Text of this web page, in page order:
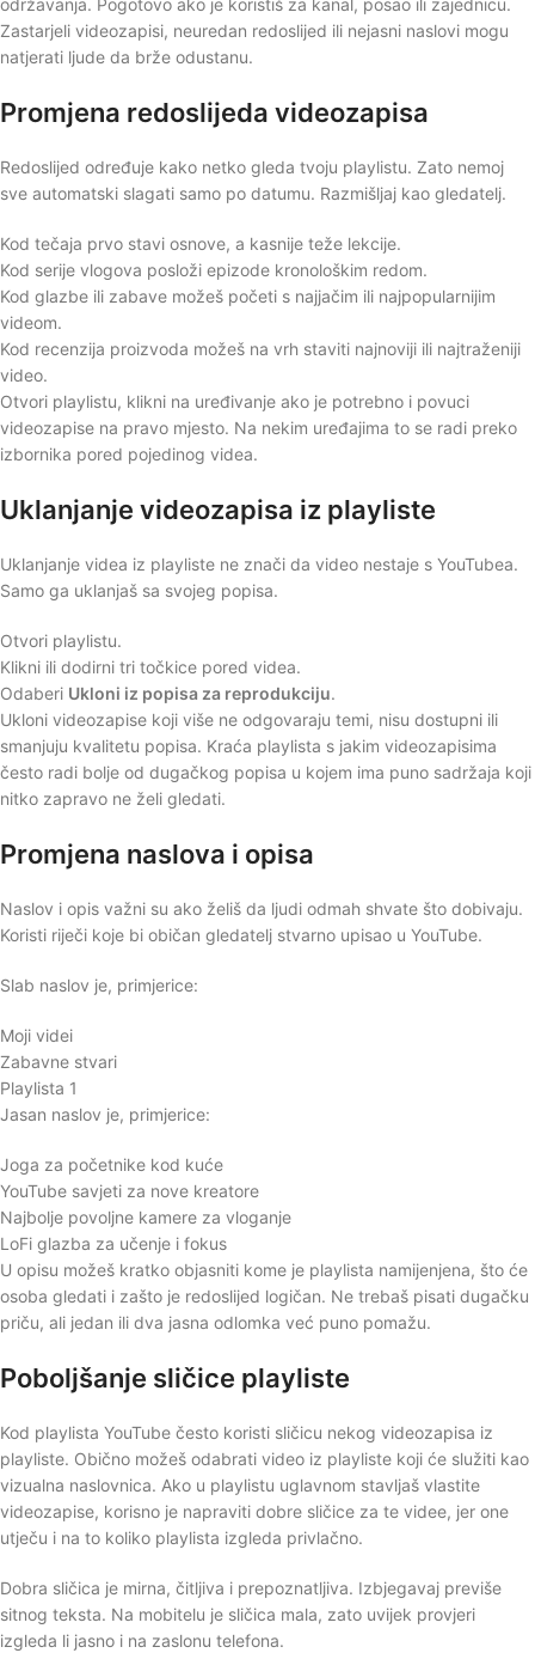
održavanja. Pogotovo ako je koristiš za kanal, posao ili zajednicu.
Zastarjeli videozapisi, neuredan redoslijed ili nejasni naslovi mogu
natjerati ljude da brže odustanu.
Promjena redoslijeda videozapisa
Redoslijed određuje kako netko gleda tvoju playlistu. Zato nemoj
sve automatski slagati samo po datumu. Razmišljaj kao gledatelj.
Kod tečaja prvo stavi osnove, a kasnije teže lekcije.
Kod serije vlogova posloži epizode kronološkim redom.
Kod glazbe ili zabave možeš početi s najjačim ili najpopularnijim
videom.
Kod recenzija proizvoda možeš na vrh staviti najnoviji ili najtraženiji
video.
Otvori playlistu, klikni na uređivanje ako je potrebno i povuci
videozapise na pravo mjesto. Na nekim uređajima to se radi preko
izbornika pored pojedinog videa.
Uklanjanje videozapisa iz playliste
Uklanjanje videa iz playliste ne znači da video nestaje s YouTubea.
Samo ga uklanjaš sa svojeg popisa.
Otvori playlistu.
Klikni ili dodirni tri točkice pored videa.
Odaberi Ukloni iz popisa za reprodukciju.
Ukloni videozapise koji više ne odgovaraju temi, nisu dostupni ili
smanjuju kvalitetu popisa. Kraća playlista s jakim videozapisima
često radi bolje od dugačkog popisa u kojem ima puno sadržaja koji
nitko zapravo ne želi gledati.
Promjena naslova i opisa
Naslov i opis važni su ako želiš da ljudi odmah shvate što dobivaju.
Koristi riječi koje bi običan gledatelj stvarno upisao u YouTube.
Slab naslov je, primjerice:
Moji videi
Zabavne stvari
Playlista 1
Jasan naslov je, primjerice:
Joga za početnike kod kuće
YouTube savjeti za nove kreatore
Najbolje povoljne kamere za vloganje
LoFi glazba za učenje i fokus
U opisu možeš kratko objasniti kome je playlista namijenjena, što će
osoba gledati i zašto je redoslijed logičan. Ne trebaš pisati dugačku
priču, ali jedan ili dva jasna odlomka već puno pomažu.
Poboljšanje sličice playliste
Kod playlista YouTube često koristi sličicu nekog videozapisa iz
playliste. Obično možeš odabrati video iz playliste koji će služiti kao
vizualna naslovnica. Ako u playlistu uglavnom stavljaš vlastite
videozapise, korisno je napraviti dobre sličice za te videe, jer one
utječu i na to koliko playlista izgleda privlačno.
Dobra sličica je mirna, čitljiva i prepoznatljiva. Izbjegavaj previše
sitnog teksta. Na mobitelu je sličica mala, zato uvijek provjeri
izgleda li jasno i na zaslonu telefona.